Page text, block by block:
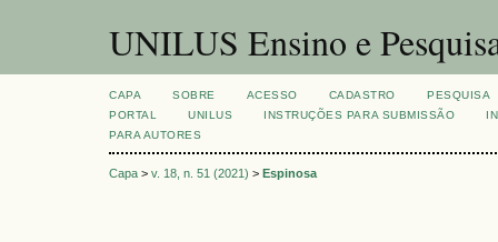
UNILUS Ensino e
CAPA SOBRE ACESSO CADASTRO
PESQUISA
PORTAL
UNILUS INSTRUÇÕES PARA SUBMISSÃO
PARA AUTORES
Capa > v. 18, n. 51 (2021) > Espinosa